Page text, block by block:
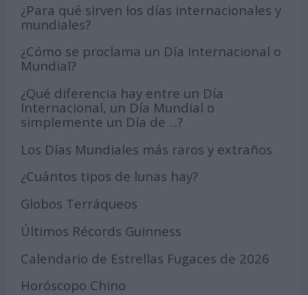
¿Para qué sirven los días internacionales y
mundiales?
¿Cómo se proclama un Día Internacional o
Mundial?
¿Qué diferencia hay entre un Día
Internacional, un Día Mundial o
simplemente un Día de ...?
Los Días Mundiales más raros y extraños
¿Cuántos tipos de lunas hay?
Globos Terráqueos
Últimos Récords Guinness
Calendario de Estrellas Fugaces de 2026
Horóscopo Chino